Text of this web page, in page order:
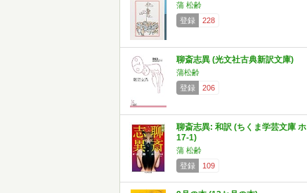
蒲 松齢
登録
228
聊斎志異 (光文社古典新訳文庫)
蒲松齢
登録
206
聊斎志異: 和訳 (ちくま学芸文庫 ホ
17-1)
蒲 松齢
登録
109